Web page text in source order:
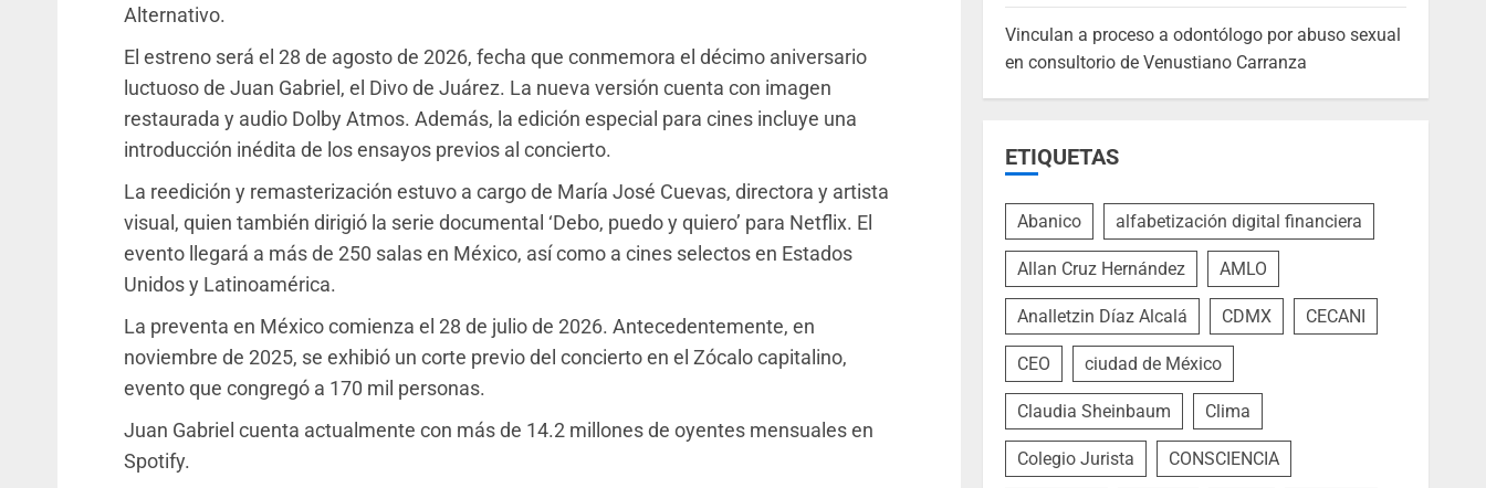
Alternativo.
El estreno será el 28 de agosto de 2026, fecha que conmemora el décimo aniversario
luctuoso de Juan Gabriel, el Divo de Juárez. La nueva versión cuenta con imagen
restaurada y audio Dolby Atmos. Además, la edición especial para cines incluye una
introducción inédita de los ensayos previos al concierto.
La reedición y remasterización estuvo a cargo de María José Cuevas, directora y artista
visual, quien también dirigió la serie documental ‘Debo, puedo y quiero’ para Netflix. El
evento llegará a más de 250 salas en México, así como a cines selectos en Estados
Unidos y Latinoamérica.
La preventa en México comienza el 28 de julio de 2026. Antecedentemente, en
noviembre de 2025, se exhibió un corte previo del concierto en el Zócalo capitalino,
evento que congregó a 170 mil personas.
Juan Gabriel cuenta actualmente con más de 14.2 millones de oyentes mensuales en
Spotify.
Vinculan a proceso a odontólogo por abuso sexual
en consultorio de Venustiano Carranza
ETIQUETAS
Abanico alfabetización digital financiera
Allan Cruz Hernández AMLO
Analletzin Díaz Alcalá CDMX CECANI
CEO ciudad de México
Claudia Sheinbaum Clima
Colegio Jurista CONSCIENCIA